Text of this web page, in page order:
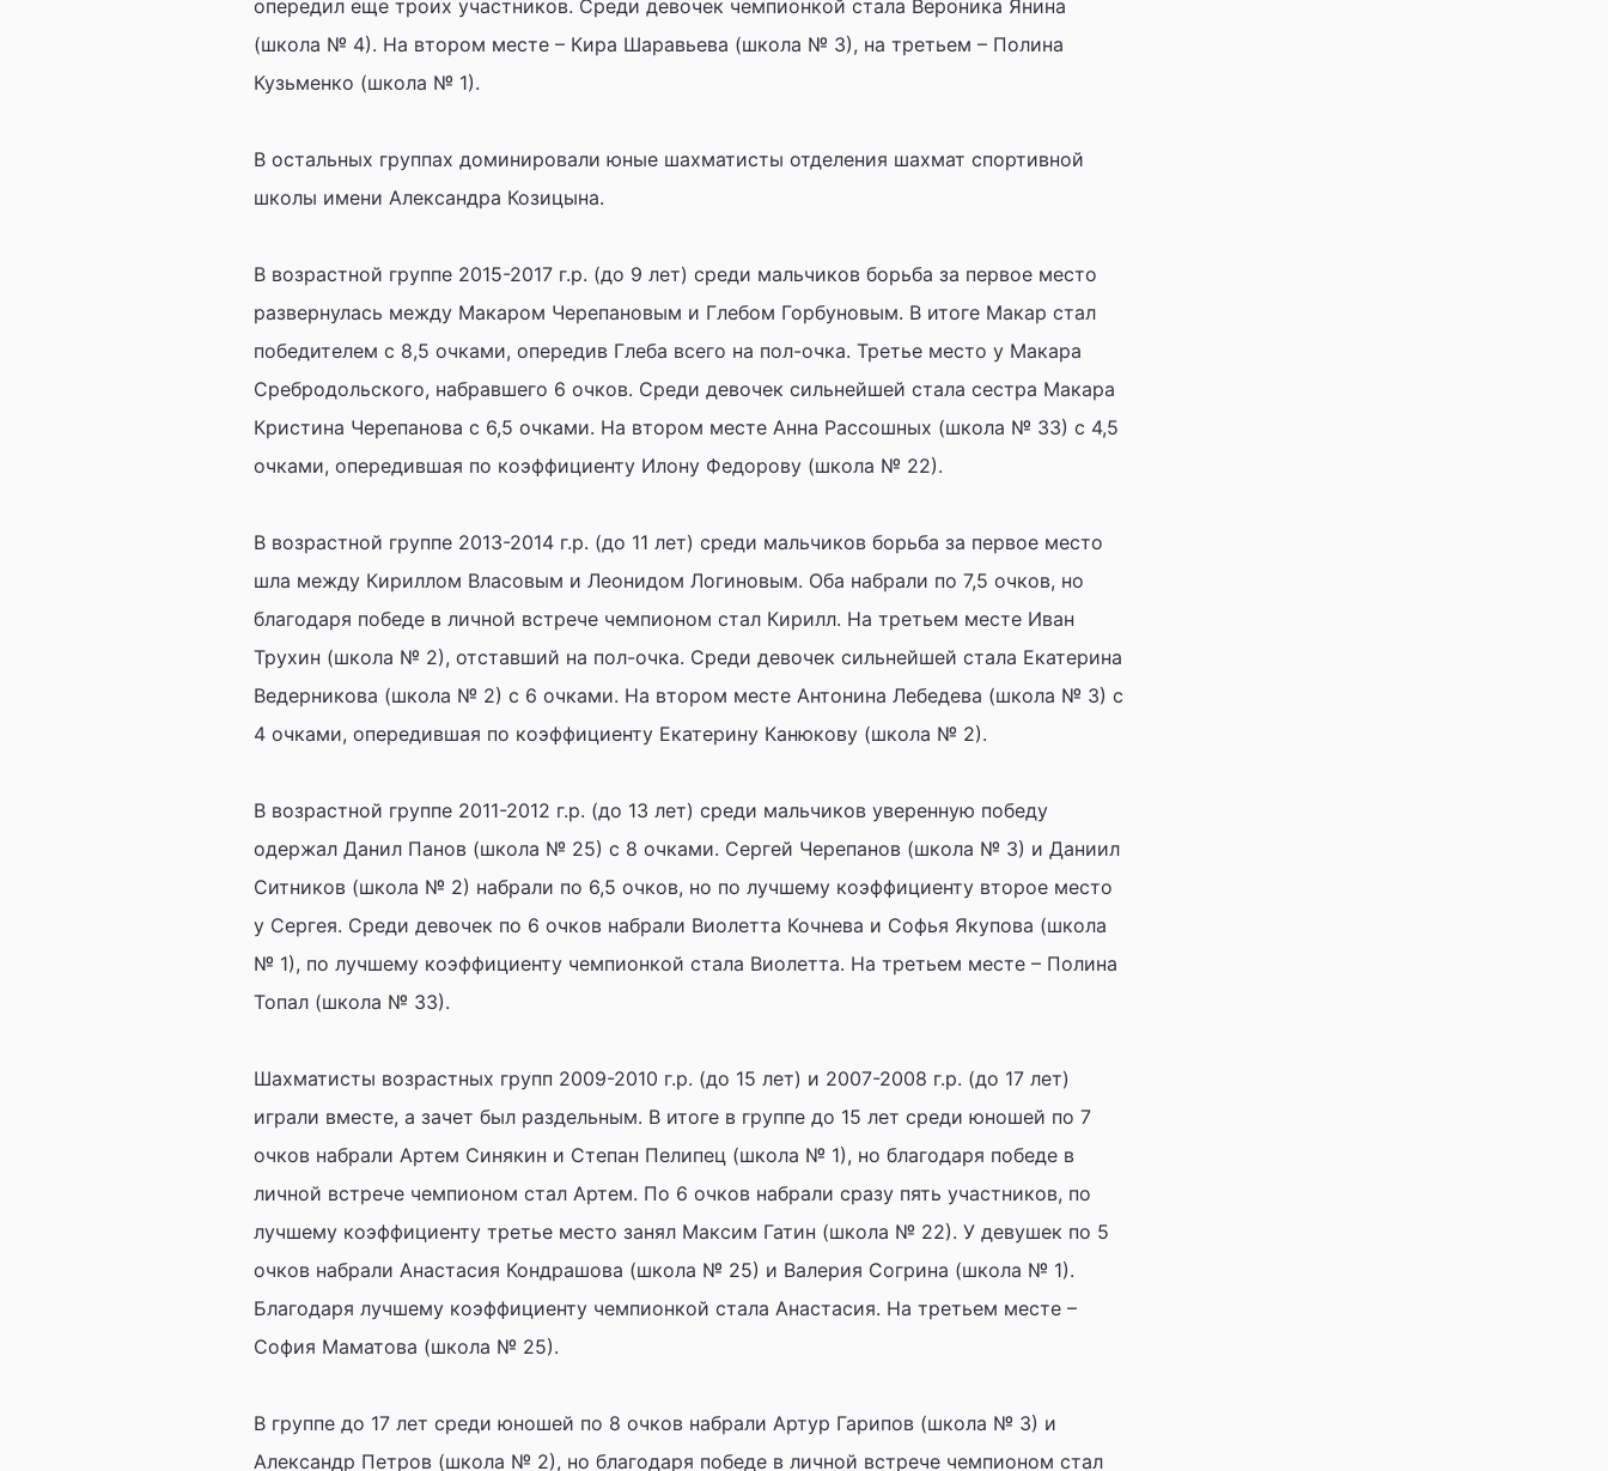
опередил еще троих участников. Среди девочек чемпионкой стала Вероника Янина
(школа № 4). На втором месте – Кира Шаравьева (школа № 3), на третьем – Полина
Кузьменко (школа № 1).
В остальных группах доминировали юные шахматисты отделения шахмат спортивной
школы имени Александра Козицына.
В возрастной группе 2015-2017 г.р. (до 9 лет) среди мальчиков борьба за первое место
развернулась между Макаром Черепановым и Глебом Горбуновым. В итоге Макар стал
победителем с 8,5 очками, опередив Глеба всего на пол-очка. Третье место у Макара
Сребродольского, набравшего 6 очков. Среди девочек сильнейшей стала сестра Макара
Кристина Черепанова с 6,5 очками. На втором месте Анна Рассошных (школа № 33) с 4,5
очками, опередившая по коэффициенту Илону Федорову (школа № 22).
В возрастной группе 2013-2014 г.р. (до 11 лет) среди мальчиков борьба за первое место
шла между Кириллом Власовым и Леонидом Логиновым. Оба набрали по 7,5 очков, но
благодаря победе в личной встрече чемпионом стал Кирилл. На третьем месте Иван
Трухин (школа № 2), отставший на пол-очка. Среди девочек сильнейшей стала Екатерина
Ведерникова (школа № 2) с 6 очками. На втором месте Антонина Лебедева (школа № 3) с
4 очками, опередившая по коэффициенту Екатерину Канюкову (школа № 2).
В возрастной группе 2011-2012 г.р. (до 13 лет) среди мальчиков уверенную победу
одержал Данил Панов (школа № 25) с 8 очками. Сергей Черепанов (школа № 3) и Даниил
Ситников (школа № 2) набрали по 6,5 очков, но по лучшему коэффициенту второе место
у Сергея. Среди девочек по 6 очков набрали Виолетта Кочнева и Софья Якупова (школа
№ 1), по лучшему коэффициенту чемпионкой стала Виолетта. На третьем месте – Полина
Топал (школа № 33).
Шахматисты возрастных групп 2009-2010 г.р. (до 15 лет) и 2007-2008 г.р. (до 17 лет)
играли вместе, а зачет был раздельным. В итоге в группе до 15 лет среди юношей по 7
очков набрали Артем Синякин и Степан Пелипец (школа № 1), но благодаря победе в
личной встрече чемпионом стал Артем. По 6 очков набрали сразу пять участников, по
лучшему коэффициенту третье место занял Максим Гатин (школа № 22). У девушек по 5
очков набрали Анастасия Кондрашова (школа № 25) и Валерия Согрина (школа № 1).
Благодаря лучшему коэффициенту чемпионкой стала Анастасия. На третьем месте –
София Маматова (школа № 25).
В группе до 17 лет среди юношей по 8 очков набрали Артур Гарипов (школа № 3) и
Александр Петров (школа № 2), но благодаря победе в личной встрече чемпионом стал